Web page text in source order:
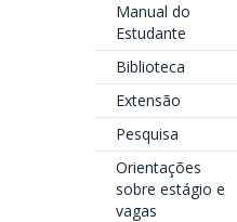
Manual do
Estudante
Biblioteca
Extensão
Pesquisa
Orientações
sobre estágio e
vagas